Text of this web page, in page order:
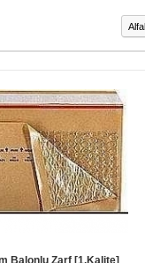
Balonlu Zarf [1.Kalite]